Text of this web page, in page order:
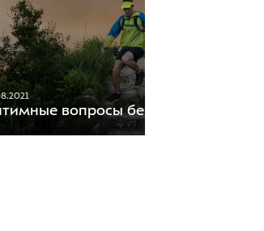
вопросы бегунов